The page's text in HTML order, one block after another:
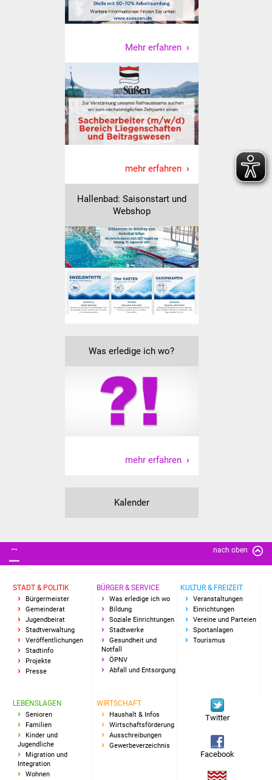
Selbsteintrag Vereine
Sportanlagen
Tourismus
Erlebnisregion
Schwäbischer Albtrauf
Route der
Lebenslagen
Senioren
Stadtseniorenrat
Sommerwochen für
Ältere
Pflegeheim
Familien
Familientreff
Bauen in Süßen
Wohnimmobilien +
Haushalt & Infos
Wirtschaftsförderung
Mehr erfahren
mehr erfahren
Hallenbad: Saisonstart und
Webshop
Was erledige ich wo?
mehr erfahren
Kalender
nach oben
STADT & POLITIK
Bürgermeister
Gemeinderat
Jugendbeirat
Stadtverwaltung
Veröffentlichungen
Stadtinfo
Projekte
Presse
BÜRGER & SERVICE
Was erledige ich wo
Bildung
Soziale Einrichtungen
Stadtwerke
Gesundheit und
Notfall
ÖPNV
Abfall und Entsorgung
KULTUR & FREIZEIT
Veranstaltungen
Einrichtungen
Vereine und Parteien
Sportanlagen
Tourismus
LEBENSLAGEN
Senioren
Familien
Kinder und
Jugendliche
Migration und
Integration
Wohnen
WIRTSCHAFT
Haushalt & Infos
Wirtschaftsförderung
Ausschreibungen
Gewerbeverzeichnis
Twitter
Facebook